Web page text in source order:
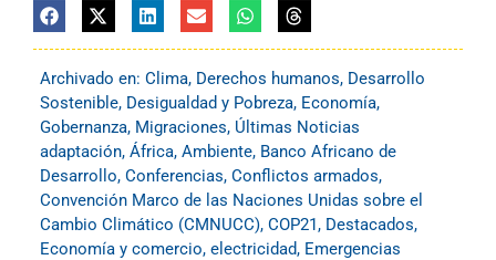
Archivado en: Clima, Derechos humanos, Desarrollo
Sostenible, Desigualdad y Pobreza, Economía,
Gobernanza, Migraciones, Últimas Noticias
adaptación, África, Ambiente, Banco Africano de
Desarrollo, Conferencias, Conflictos armados,
Convención Marco de las Naciones Unidas sobre el
Cambio Climático (CMNUCC), COP21, Destacados,
Economía y comercio, electricidad, Emergencias